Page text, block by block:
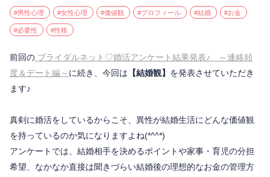
#男性心理 #女性心理 #価値観 #プロフィール #結婚 #お金
#必要性 #性格
前回の ブライダルネット♡婚活アンケート結果発表♪ ～連絡頻
度＆デート編～ に続き、今回は 【結婚観】 を発表させていただき
ます♪
真剣に婚活をしているからこそ、異性が結婚生活にどんな価値観
を持っているのか気になりますよね(*^^*)
アンケートでは、結婚相手を決めるポイントや家事・育児の分担
希望、なかなか直接は聞きづらい結婚後の理想的なお金の管理方